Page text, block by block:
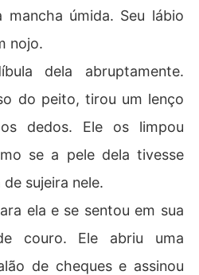
mancha úmida. Seu lábio
nojo.
dela abruptamente.
do peito, tirou um lenço
dedos. Ele os limpou
se a pele dela tivesse
sujeira nele.
ela e se sentou em sua
couro. Ele abriu uma
de cheques e assinou